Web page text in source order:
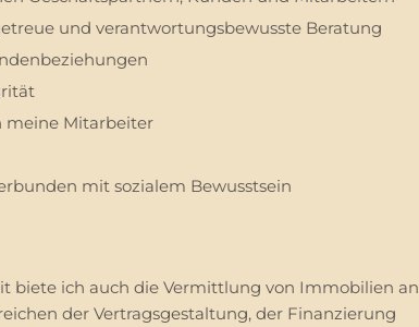
und verantwortungsbewusste Beratung
meine Mitarbeiter
mit sozialem Bewusstsein
biete ich auch die Vermittlung von Immobilien an
der Vertragsgestaltung, der Finanzierung